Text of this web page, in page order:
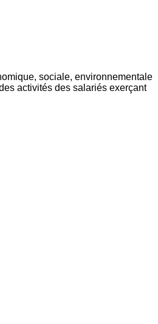
sociale, environnementale
activités des salariés exerçant